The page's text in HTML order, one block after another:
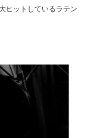
ヒットしているラテン